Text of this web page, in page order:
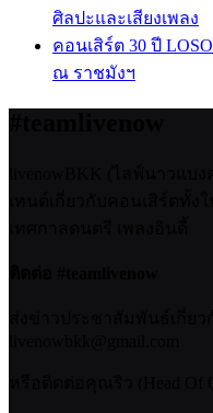
ศิลปะและเสียงเพลง
คอนเสิร์ต 30 ปี
ณ ราชมังฯ